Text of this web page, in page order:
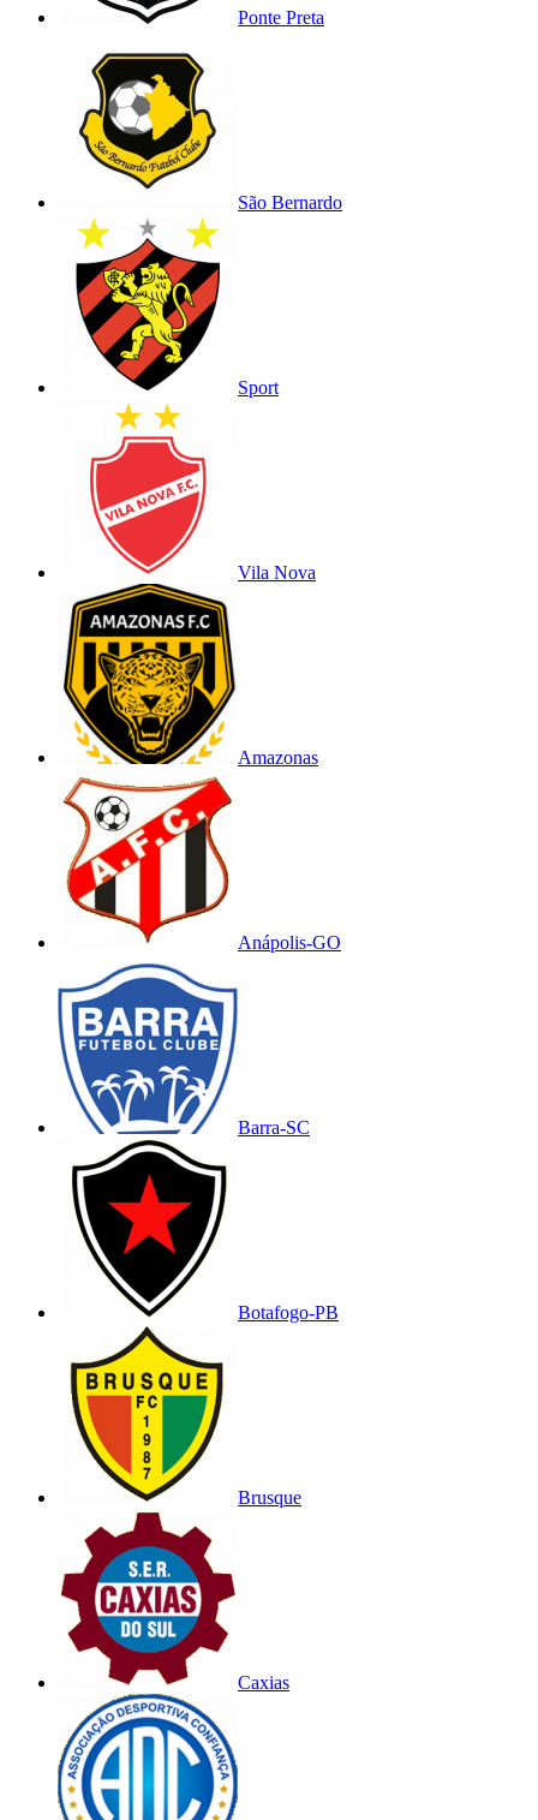
Ponte Preta
São Bernardo
Sport
Vila Nova
Amazonas
Anápolis-GO
Barra-SC
Botafogo-PB
Brusque
Caxias